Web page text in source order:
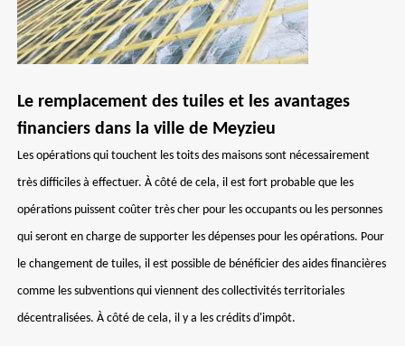
Le remplacement des tuiles et les avantages
financiers dans la ville de Meyzieu
Les opérations qui touchent les toits des maisons sont nécessairement
très difficiles à effectuer. À côté de cela, il est fort probable que les
opérations puissent coûter très cher pour les occupants ou les personnes
qui seront en charge de supporter les dépenses pour les opérations. Pour
le changement de tuiles, il est possible de bénéficier des aides financières
comme les subventions qui viennent des collectivités territoriales
décentralisées. À côté de cela, il y a les crédits d'impôt.